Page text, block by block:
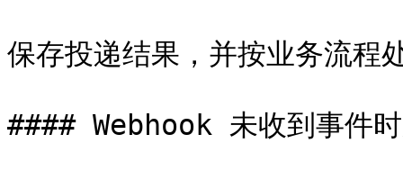
保存投递结果，并按业务流程
#### Webhook 未收到事件